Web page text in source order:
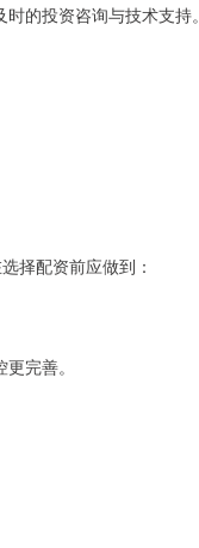
的投资咨询与技术支持。
择配资前应做到：
完善。